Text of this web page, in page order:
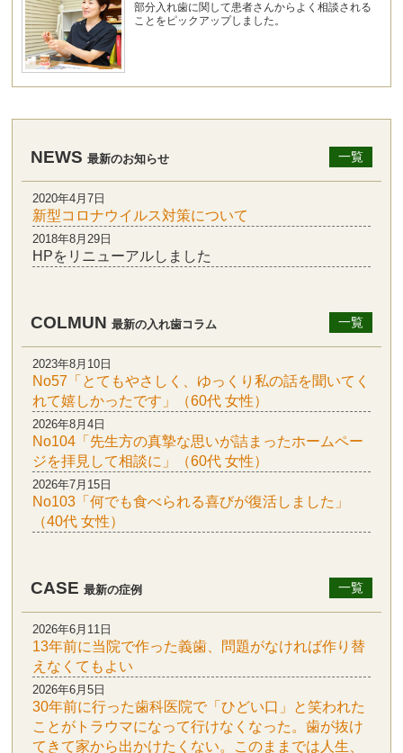
部分入れ歯に関して患者さんからよく相談される
ことをピックアップしました。
NEWS 最新のお知らせ 一覧
2020年4月7日
新型コロナウイルス対策について
2018年8月29日
HPをリニューアルしました
COLMUN 最新の入れ歯コラム 一覧
2023年8月10日
No57「とてもやさしく、ゆっくり私の話を聞いてく
れて嬉しかったです」（60代 女性）
2026年8月4日
No104「先生方の真摯な思いが詰まったホームペー
ジを拝見して相談に」（60代 女性）
2026年7月15日
No103「何でも食べられる喜びが復活しました」
（40代 女性）
CASE 最新の症例 一覧
2026年6月11日
13年前に当院で作った義歯、問題がなければ作り替
えなくてもよい
2026年6月5日
30年前に行った歯科医院で「ひどい口」と笑われた
ことがトラウマになって行けなくなった。歯が抜け
てきて家から出かけたくない。このままでは人生、